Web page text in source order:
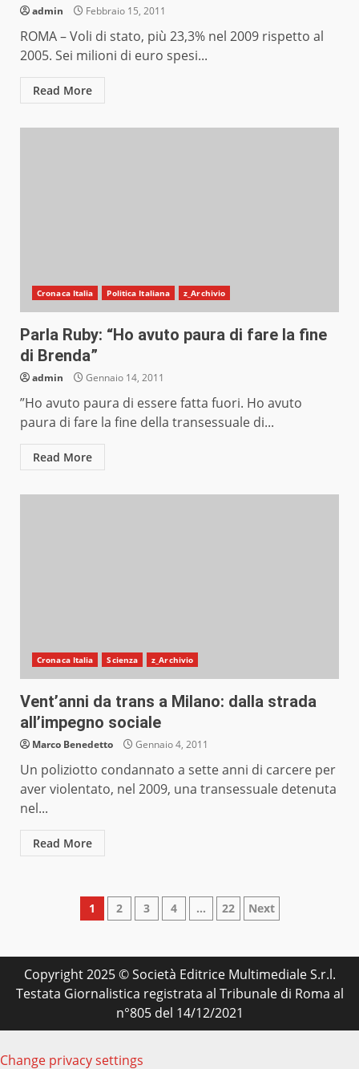
admin Febbraio 15, 2011
ROMA – Voli di stato, più 23,3% nel 2009 rispetto al
2005. Sei milioni di euro spesi...
Read More
Cronaca Italia Politica Italiana z_Archivio
Parla Ruby: “Ho avuto paura di fare la fine
di Brenda”
admin Gennaio 14, 2011
”Ho avuto paura di essere fatta fuori. Ho avuto
paura di fare la fine della transessuale di...
Read More
Cronaca Italia Scienza z_Archivio
Vent’anni da trans a Milano: dalla strada
all’impegno sociale
Marco Benedetto Gennaio 4, 2011
Un poliziotto condannato a sette anni di carcere per
aver violentato, nel 2009, una transessuale detenuta
nel...
Read More
Paginazione
articoli
1 2 3 4 … 22 Next
Copyright 2025 © Società Editrice Multimediale S.r.l.
Testata Giornalistica registrata al Tribunale di Roma al
n°805 del 14/12/2021
Change privacy settings